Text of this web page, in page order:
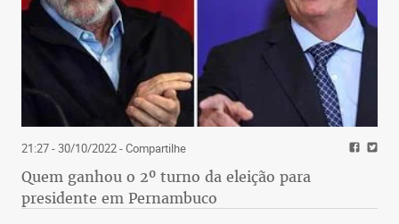
21:27 - 30/10/2022- Compartilhe
Quem ganhou o 2º turno da eleição para
presidente em Pernambuco